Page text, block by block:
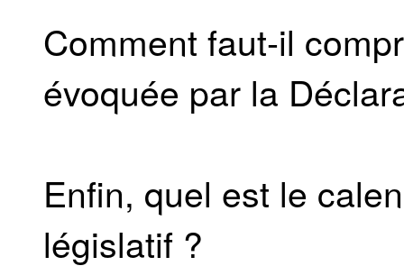
Comment faut-il
évoquée par la
Enfin, quel est le
législatif ?